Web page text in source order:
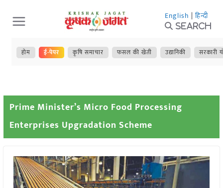
Skip
to
content
English | हिन्दी
Search
होम ई-पेपर कृषि समाचार फसल की खेती उद्यानिकी सरकारी
Prime Minister’s Micro Food Processing
Enterprises Upgradation Scheme